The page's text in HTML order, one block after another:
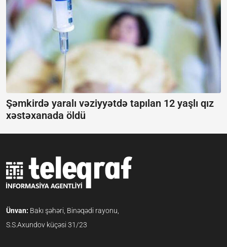
Şəmkirdə yaralı vəziyyətdə tapılan 12 yaşlı qız
xəstəxanada öldü
Ünvan: Bakı şəhəri, Binəqədi rayonu,
S.S.Axundov küçəsi 31/23